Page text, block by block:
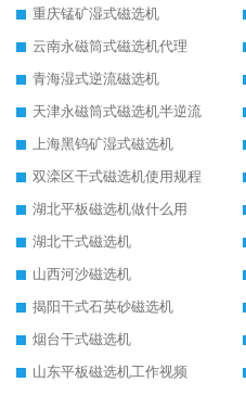
重庆锰矿湿式磁选机
云南永磁筒式磁选机代理
青海湿式逆流磁选机
天津永磁筒式磁选机半逆流
上海黑钨矿湿式磁选机
双滦区干式磁选机使用规程
湖北平板磁选机做什么用
湖北干式磁选机
山西河沙磁选机
揭阳干式石英砂磁选机
烟台干式磁选机
山东平板磁选机工作视频